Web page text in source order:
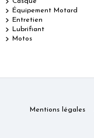
Équipement Motard
Entretien
Lubrifiant
Motos
Mentions légales